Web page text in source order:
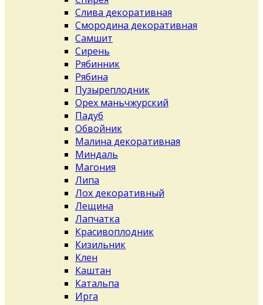
Слива декоративная
Смородина декоративная
Самшит
Сирень
Рябинник
Рябина
Пузыреплодник
Орех маньчжурский
Падуб
Обвойник
Малина декоративная
Миндаль
Магония
Липа
Лох декоративный
Лещина
Лапчатка
Красивоплодник
Кизильник
Клен
Каштан
Катальпа
Ирга